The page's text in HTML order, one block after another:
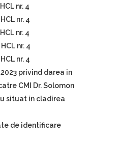
nr. 4
nr. 4
nr. 4
nr. 4
nr. 4
privind darea in
CMI Dr. Solomon
situat in cladirea
de identificare